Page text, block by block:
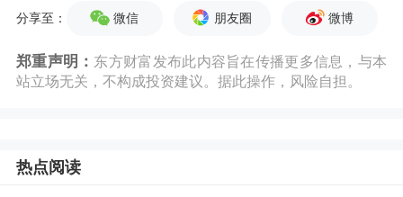
君正集团、惠而浦等，股息率分别为
8.31%、7.88%、7.01%。
等行业上榜公司最多，分别有7家、5
分享至： 微信 朋友圈 微博
郑重声明： 东方财富发布此内容旨在传播更多信息，与本
站立场无关，不构成投资建议。据此操作，风险自担。
热点阅读